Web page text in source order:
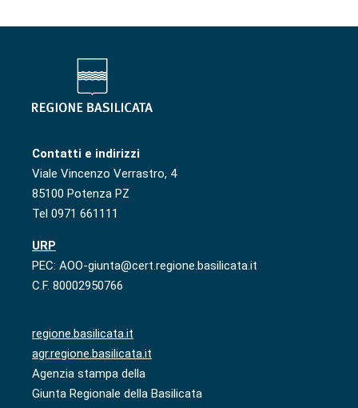
Contatti e indirizzi
Viale Vincenzo Verrastro, 4
85100 Potenza PZ
Tel 0971 661111
URP
PEC: AOO-giunta@cert.regione.basilicata.it
C.F. 80002950766
regione.basilicata.it
agr.regione.basilicata.it
Agenzia stampa della
Giunta Regionale della Basilicata